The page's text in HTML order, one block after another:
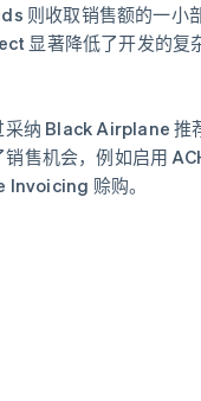
则收取销售额的一小
显著降低了开发的复
纳 Black Airplane 推
售机会，例如启用
赊购。